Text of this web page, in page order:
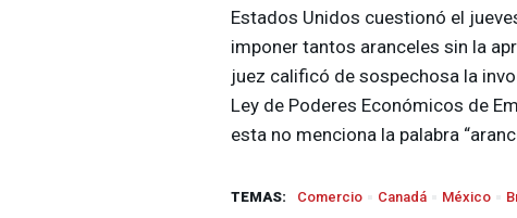
Estados Unidos cuestionó el
imponer tantos aranceles sin la
juez calificó de sospechosa la
Ley de Poderes Económicos de
esta no menciona la palabra
TEMAS: Comercio Canadá México